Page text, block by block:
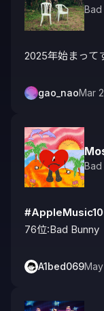
Bad
2025年始まって
gao_naoMar
Bad
76位:Bad Bunny
A1bed069